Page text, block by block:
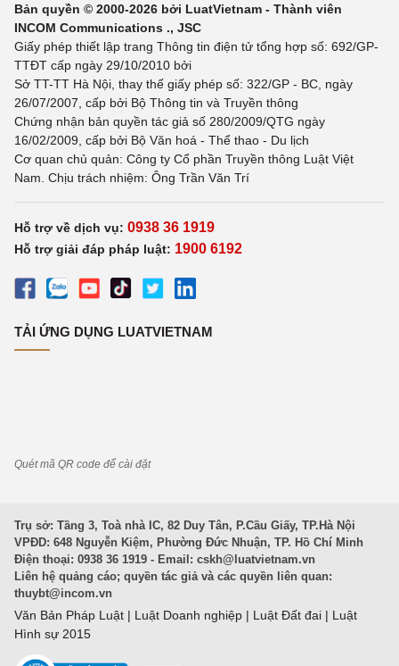
Bản quyền © 2000-2026 bởi LuatVietnam - Thành viên
INCOM Communications ., JSC
Giấy phép thiết lập trang Thông tin điện tử tổng hợp số: 692/GP-
TTĐT cấp ngày 29/10/2010 bởi
Sở TT-TT Hà Nội, thay thế giấy phép số: 322/GP - BC, ngày
26/07/2007, cấp bởi Bộ Thông tin và Truyền thông
Chứng nhận bản quyền tác giả số 280/2009/QTG ngày
16/02/2009, cấp bởi Bộ Văn hoá - Thể thao - Du lịch
Cơ quan chủ quản: Công ty Cổ phần Truyền thông Luật Việt
Nam. Chịu trách nhiệm: Ông Trần Văn Trí
Hỗ trợ về dịch vụ: 0938 36 1919
Hỗ trợ giải đáp pháp luật: 1900 6192
TẢI ỨNG DỤNG LUATVIETNAM
Quét mã QR code để cài đặt
Trụ sở: Tầng 3, Toà nhà IC, 82 Duy Tân, P.Cầu Giấy, TP.Hà Nội
VPĐD: 648 Nguyễn Kiệm, Phường Đức Nhuận, TP. Hồ Chí Minh
Điện thoại: 0938 36 1919 - Email: cskh@luatvietnam.vn
Liên hệ quảng cáo; quyền tác giả và các quyền liên quan:
thuybt@incom.vn
Văn Bản Pháp Luật | Luật Doanh nghiệp | Luật Đất đai | Luật
Hình sự 2015